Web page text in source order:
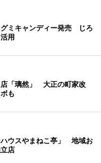
ミキャンディー発売 じろ
用
「璃然」 大正の町家改
も
ウスやまねこ亭」 地域お
店